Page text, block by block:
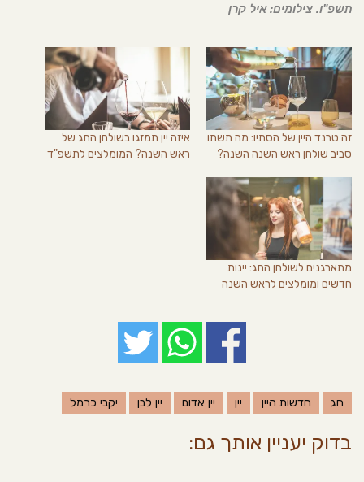
תשפ"ו. צילומים: איל קרן
זה טרנד היין של הסתיו: מה תשתו
סביב שולחן ראש השנה השנה?
איזה יין תמזגו בשולחן החג של
ראש השנה? המומלצים לתשפ"ד
מתארגנים לשולחן החג: יינות
חדשים ומומלצים לראש השנה
חג חדשות היין יין יין אדום יין לבן יקבי כרמל
בדוק יעניין אותך גם: